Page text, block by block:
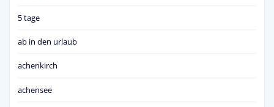
5 tage
ab in den urlaub
achenkirch
achensee